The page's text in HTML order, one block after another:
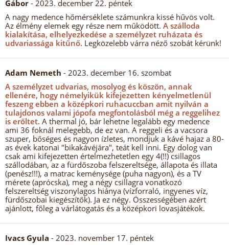
Gábor - 2023. december 22. péntek
A nagy medence hőmérséklete számunkra kissé hűvös volt.
Az élmény elemek egy része nem működött. A szálloda
kialakítása, elhelyezkedése a személyzet ruházata és
udvariassága kitűnő. Legközelebb várra néző szobát kérünk!
Adam Nemeth - 2023. december 16. szombat
A személyzet udvarias, mosolyog és köszön, annak
ellenére, hogy némelyikük kifejezetten kényelmetlenül
feszeng ebben a középkori ruhacuccban amit nyilván a
tulajdonos valami jópofa megfontolásból még a reggelihez
is erőltet. A thermal jó, bár lehetne legalább egy medence
ami 36 foknál melegebb, de ez van. A reggeli és a vacsora
szuper, bőséges és nagyon ízletes, mondjuk a kávé hajaz a 80-
as évek katonai "bikakávéjára", teát kell inni. Egy dolog van
csak ami kifejezetten értelmezhetetlen egy 4(!!) csillagos
szállodában, az a fürdőszoba felszereltsége, állapota és illata
(penész!!!), a matrac keménysége (puha nagyon), és a TV
mérete (aprócska), meg a négy csillagra vonatkozó
felszereltség viszonylagos hiánya (vízforraló, ingyenes víz,
fürdőszobai kiegészítők). Ja ez négy. Összességében azért
ajánlott, főleg a várlátogatás és a középkori lovasjátékok.
Ivacs Gyula - 2023. november 17. péntek